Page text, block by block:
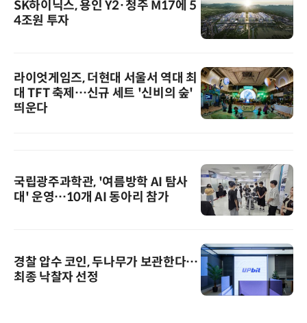
SK하이닉스, 용인 Y2·청주 M17에 5
4조원 투자
라이엇게임즈, 더현대 서울서 역대 최
대 TFT 축제…신규 세트 '신비의 숲'
띄운다
국립광주과학관, '여름방학 AI 탐사
대' 운영…10개 AI 동아리 참가
경찰 압수 코인, 두나무가 보관한다…
최종 낙찰자 선정